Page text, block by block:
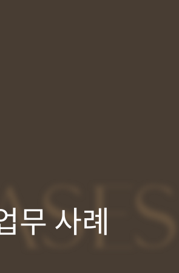
무 사례